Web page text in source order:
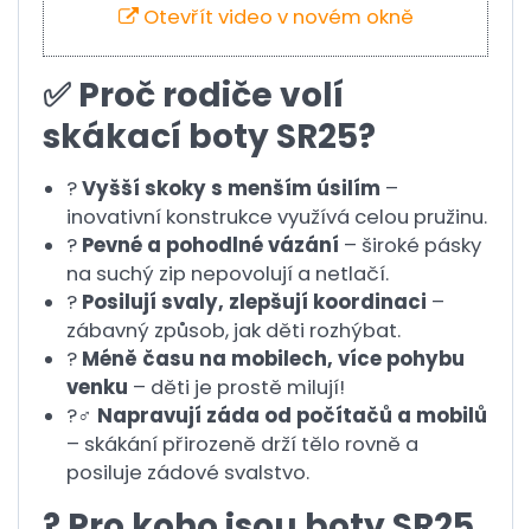
Otevřít video v novém okně
✅ Proč rodiče volí
skákací boty SR25?
?Vyšší skoky s menším úsilím –
inovativní konstrukce využívá celou pružinu.
? Pevné a pohodlné vázání – široké pásky
na suchý zip nepovolují a netlačí.
? Posilují svaly, zlepšují koordinaci –
zábavný způsob, jak děti rozhýbat.
? Méně času na mobilech, více pohybu
venku – děti je prostě milují!
?♂️ Napravují záda od počítačů a mobilů
– skákání přirozeně drží tělo rovně a
posiluje zádové svalstvo.